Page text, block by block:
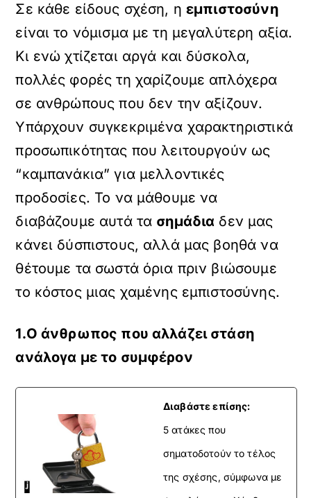
Σε κάθε είδους σχέση, ηεμπιστοσύνη
είναι το νόμισμα με τη μεγαλύτερη αξία.
Κι ενώ χτίζεται αργά και δύσκολα,
πολλές φορές τη χαρίζουμε απλόχερα
σε ανθρώπους που δεν την αξίζουν.
Υπάρχουν συγκεκριμένα χαρακτηριστικά
προσωπικότητας που λειτουργούν ως
“καμπανάκια” για μελλοντικές
προδοσίες. Το να μάθουμε να
διαβάζουμε αυτά τα σημάδια δεν μας
κάνει δύσπιστους, αλλά μας βοηθά να
θέτουμε τα σωστά όρια πριν βιώσουμε
το κόστος μιας χαμένης εμπιστοσύνης.
1.Ο άνθρωπος που αλλάζει στάση
ανάλογα με το συμφέρον
Διαβάστε επίσης:
5 ατάκες που
σηματοδοτούν το τέλος
της σχέσης, σύμφωνα με